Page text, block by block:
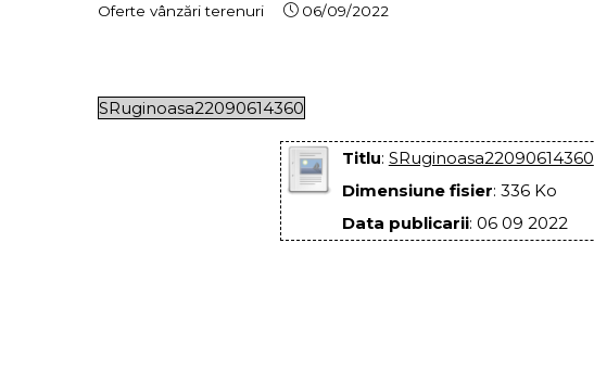
Oferte vânzări terenuri 06/09/2022
SRuginoasa22090614360
Titlu: SRuginoasa22090614360
Dimensiune fisier: 336 Ko
Data publicarii: 06 09 2022